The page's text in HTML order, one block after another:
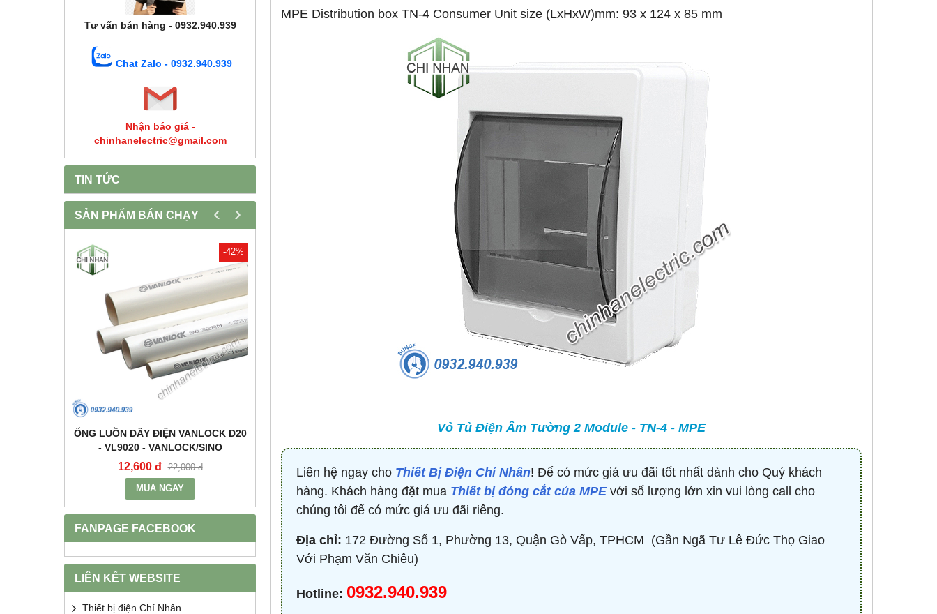
Tư vấn bán hàng - 0932.940.939
Chat Zalo - 0932.940.939
Nhận báo giá -
chinhanelectric@gmail.com
TIN TỨC
SẢN PHẨM BÁN CHẠY
-42%
ỐNG LUỒN DÂY ĐIỆN VANLOCK D20
- VL9020 - VANLOCK/SINO
12,600 đ 22,000 đ
MUA NGAY
HDCAP304500203 - HIMEL
682,000 đ 1,479,000 đ
MUA NGAY
BỘ ĐIỀU KHIỂN TỤ BÙ 380V 4 CẤP -
HJKL5CQ4S - HIMEL
876,645 đ 1,759,000 đ
MUA NGAY
CONTACTOR 3P 40A 18.5KW ( KHỞI
ĐỘNG TỪ ) - HDC34011M7 - HIMEL
Liên hệ 0932.940.939
‹ ›
FANPAGE FACEBOOK
LIÊN KẾT WEBSITE
Thiết bị điện Chí Nhân
MPE Distribution box TN-4 Consumer Unit size (LxHxW)mm: 93 x 124 x 85 mm
Vỏ Tủ Điện Âm Tường 2 Module - TN-4 - MPE
Liên hệ ngay cho Thiết Bị Điện Chí Nhân! Để có mức giá ưu đãi tốt nhất dành cho Quý khách
hàng. Khách hàng đặt mua Thiết bị đóng cắt của MPEvới số lượng lớn xin vui lòng call cho
chúng tôi để có mức giá ưu đãi riêng.
Địa chỉ: 172 Đường Số 1, Phường 13, Quận Gò Vấp, TPHCM ​ (Gần Ngã Tư Lê Đức Thọ Giao
Với Phạm Văn Chiêu)
Hotline: 0932.940.939